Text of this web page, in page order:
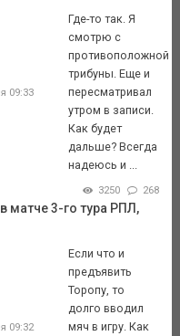
09:33
Где-то так. Я
смотрю с
противоположной
трибуны. Еще и
пересматривал
утром в записи.
Как будет
дальше? Всегда
надеюсь и ...
3250 268
матче 3-го тура РПЛ,
09:32
Если что и
предъявить
Торопу, то
долго вводил
мяч в игру. Как